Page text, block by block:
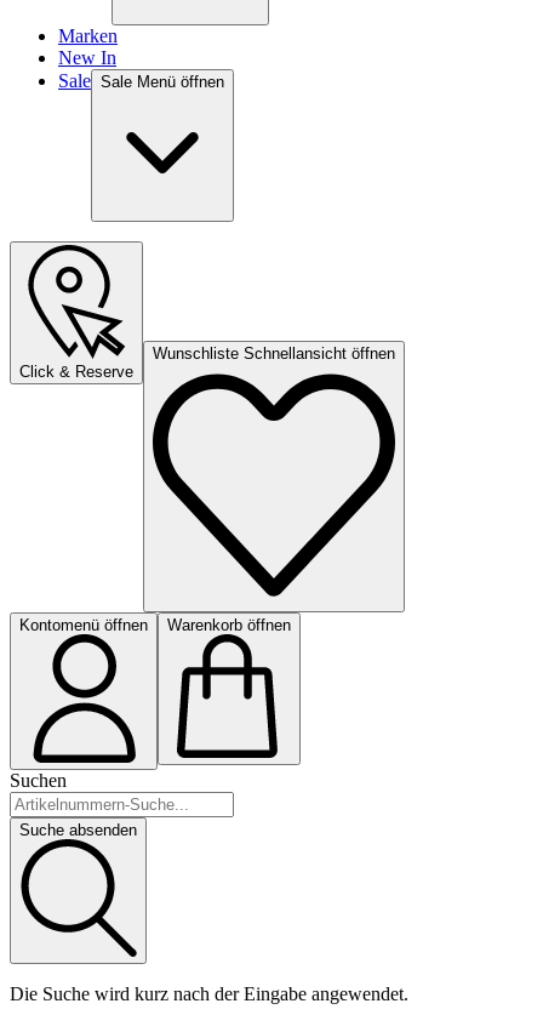
Marken
New In
Sale Sale Menü öffnen
Click & Reserve
Wunschliste Schnellansicht öffnen
Kontomenü öffnen Warenkorb öffnen
Suchen
Suche absenden
Die Suche wird kurz nach der Eingabe angewendet.